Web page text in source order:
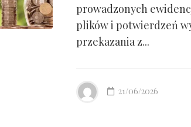
prowadzonych
plików i potwierdzeń
przekazania z...
21/06/2026